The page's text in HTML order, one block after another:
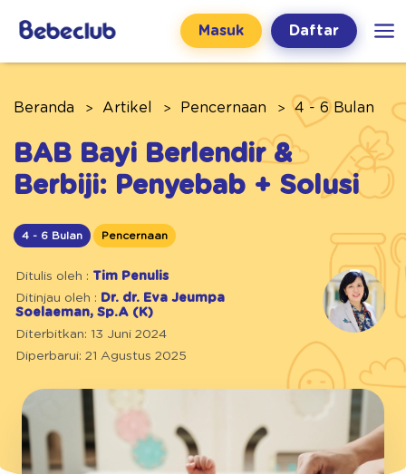
Masuk Daftar
Beranda Artikel Pencernaan 4 - 6 Bulan
BAB Bayi Berlendir &
Berbiji: Penyebab + Solusi
4 - 6 Bulan Pencernaan
Ditulis oleh : Tim Penulis
Ditinjau oleh : Dr. dr. Eva Jeumpa
Soelaeman, Sp.A (K)
Diterbitkan: 13 Juni 2024
Diperbarui: 21 Agustus 2025